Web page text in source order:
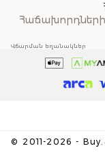
© 2011-2026 -
Վճարման եղանակներ